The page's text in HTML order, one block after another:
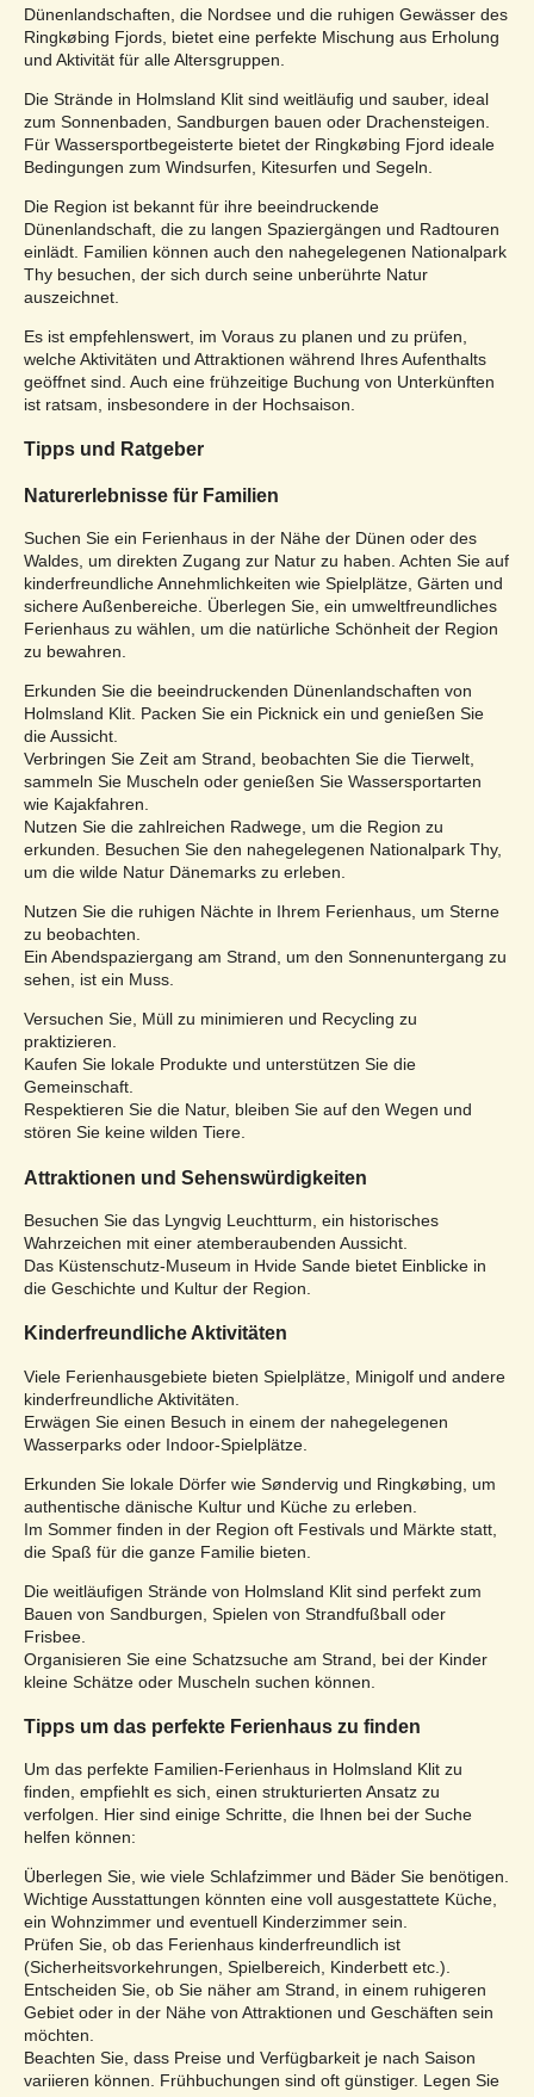
Dünenlandschaften, die Nordsee und die ruhigen Gewässer des
Ringkøbing Fjords, bietet eine perfekte Mischung aus Erholung
und Aktivität für alle Altersgruppen.
Die Strände in Holmsland Klit sind weitläufig und sauber, ideal
zum Sonnenbaden, Sandburgen bauen oder Drachensteigen.
Für Wassersportbegeisterte bietet der Ringkøbing Fjord ideale
Bedingungen zum Windsurfen, Kitesurfen und Segeln.
Die Region ist bekannt für ihre beeindruckende
Dünenlandschaft, die zu langen Spaziergängen und Radtouren
einlädt. Familien können auch den nahegelegenen Nationalpark
Thy besuchen, der sich durch seine unberührte Natur
auszeichnet.
Es ist empfehlenswert, im Voraus zu planen und zu prüfen,
welche Aktivitäten und Attraktionen während Ihres Aufenthalts
geöffnet sind. Auch eine frühzeitige Buchung von Unterkünften
ist ratsam, insbesondere in der Hochsaison.
Tipps und Ratgeber
Naturerlebnisse für Familien
Suchen Sie ein Ferienhaus in der Nähe der Dünen oder des
Waldes, um direkten Zugang zur Natur zu haben. Achten Sie auf
kinderfreundliche Annehmlichkeiten wie Spielplätze, Gärten und
sichere Außenbereiche. Überlegen Sie, ein umweltfreundliches
Ferienhaus zu wählen, um die natürliche Schönheit der Region
zu bewahren.
Erkunden Sie die beeindruckenden Dünenlandschaften von
Holmsland Klit. Packen Sie ein Picknick ein und genießen Sie
die Aussicht.
Verbringen Sie Zeit am Strand, beobachten Sie die Tierwelt,
sammeln Sie Muscheln oder genießen Sie Wassersportarten
wie Kajakfahren.
Nutzen Sie die zahlreichen Radwege, um die Region zu
erkunden. Besuchen Sie den nahegelegenen Nationalpark Thy,
um die wilde Natur Dänemarks zu erleben.
Nutzen Sie die ruhigen Nächte in Ihrem Ferienhaus, um Sterne
zu beobachten.
Ein Abendspaziergang am Strand, um den Sonnenuntergang zu
sehen, ist ein Muss.
Versuchen Sie, Müll zu minimieren und Recycling zu
praktizieren.
Kaufen Sie lokale Produkte und unterstützen Sie die
Gemeinschaft.
Respektieren Sie die Natur, bleiben Sie auf den Wegen und
stören Sie keine wilden Tiere.
Attraktionen und Sehenswürdigkeiten
Besuchen Sie das Lyngvig Leuchtturm, ein historisches
Wahrzeichen mit einer atemberaubenden Aussicht.
Das Küstenschutz-Museum in Hvide Sande bietet Einblicke in
die Geschichte und Kultur der Region.
Kinderfreundliche Aktivitäten
Viele Ferienhausgebiete bieten Spielplätze, Minigolf und andere
kinderfreundliche Aktivitäten.
Erwägen Sie einen Besuch in einem der nahegelegenen
Wasserparks oder Indoor-Spielplätze.
Erkunden Sie lokale Dörfer wie Søndervig und Ringkøbing, um
authentische dänische Kultur und Küche zu erleben.
Im Sommer finden in der Region oft Festivals und Märkte statt,
die Spaß für die ganze Familie bieten.
Die weitläufigen Strände von Holmsland Klit sind perfekt zum
Bauen von Sandburgen, Spielen von Strandfußball oder
Frisbee.
Organisieren Sie eine Schatzsuche am Strand, bei der Kinder
kleine Schätze oder Muscheln suchen können.
Tipps um das perfekte Ferienhaus zu finden
Um das perfekte Familien-Ferienhaus in Holmsland Klit zu
finden, empfiehlt es sich, einen strukturierten Ansatz zu
verfolgen. Hier sind einige Schritte, die Ihnen bei der Suche
helfen können:
Überlegen Sie, wie viele Schlafzimmer und Bäder Sie benötigen.
Wichtige Ausstattungen könnten eine voll ausgestattete Küche,
ein Wohnzimmer und eventuell Kinderzimmer sein.
Prüfen Sie, ob das Ferienhaus kinderfreundlich ist
(Sicherheitsvorkehrungen, Spielbereich, Kinderbett etc.).
Entscheiden Sie, ob Sie näher am Strand, in einem ruhigeren
Gebiet oder in der Nähe von Attraktionen und Geschäften sein
möchten.
Beachten Sie, dass Preise und Verfügbarkeit je nach Saison
variieren können. Frühbuchungen sind oft günstiger. Legen Sie